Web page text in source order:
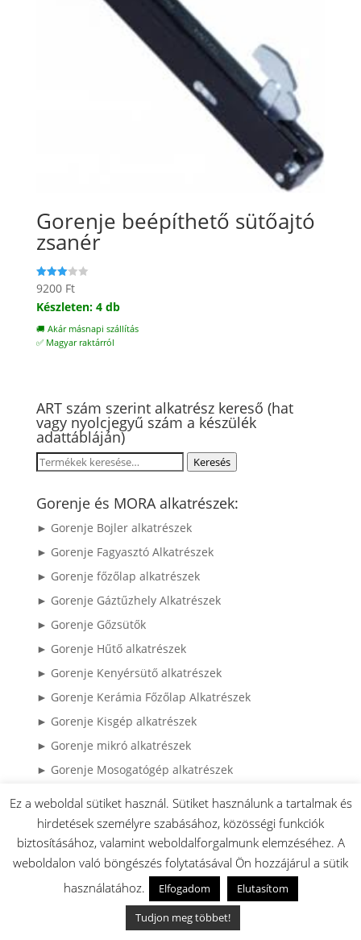
Gorenje beépíthető sütőajtó
zsanér
Értékelé
s:
3.00
9200 Ft
Készleten: 4 db
🚚 Akár másnapi szállítás
✅ Magyar raktárról
ART szám szerint alkatrész kereső (hat
vagy nyolcjegyű szám a készülék
adattábláján)
Keresés
következőre:
Keresés
Gorenje és MORA alkatrészek:
► Gorenje Bojler alkatrészek
► Gorenje Fagyasztó Alkatrészek
► Gorenje főzőlap alkatrészek
► Gorenje Gáztűzhely Alkatrészek
► Gorenje Gőzsütők
► Gorenje Hűtő alkatrészek
► Gorenje Kenyérsütő alkatrészek
► Gorenje Kerámia Főzőlap Alkatrészek
► Gorenje Kisgép alkatrészek
► Gorenje mikró alkatrészek
► Gorenje Mosogatógép alkatrészek
► Gorenje páraelszívó
► Gorenje Porszívó alkatrészek
► Gorenje Szárítógép alkatrészek
► Gorenje Tűzhely alkatrészek
► Hisense alkatrészek
Ez a weboldal sütiket használ. Sütiket használunk a tartalmak és
hirdetések személyre szabásához, közösségi funkciók
biztosításához, valamint weboldalforgalmunk elemzéséhez. A
weboldalon való böngészés folytatásával Ön hozzájárul a sütik
használatához.
Elfogadom
Elutasítom
Tudjon meg többet!